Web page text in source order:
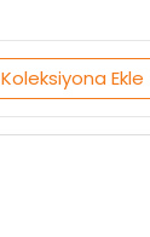
Koleksiyona Ekle